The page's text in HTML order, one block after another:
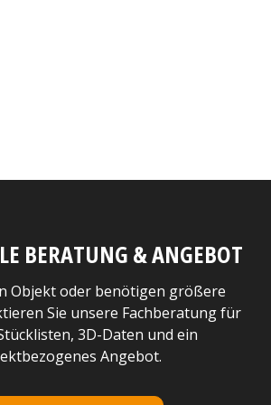
BERATUNG & ANGEBOT
Objekt oder benötigen größere
Sie unsere Fachberatung für
3D-Daten und ein
Angebot.